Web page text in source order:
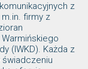
z
firmy z
(IWKD). Każda z